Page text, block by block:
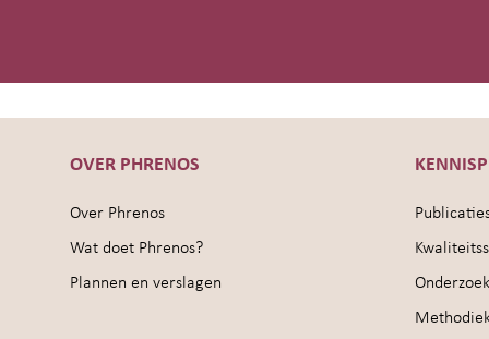
OVER PHRENOS
Over Phrenos
Wat doet Phrenos?
Plannen en verslagen